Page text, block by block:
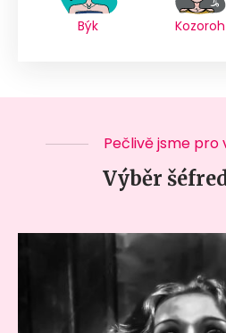
Býk Kozoroh
Pečlivě jsme pro
Výběr